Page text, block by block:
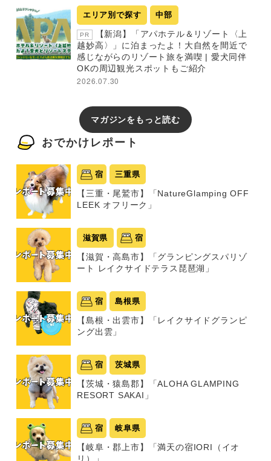
エリア別で探す 中部
PR
【新潟】「アパホテル＆リゾート〈上
越妙高〉」に泊まったよ！大自然を間近で
感じながらのリゾート旅を満喫 | 愛犬同伴
OKの周辺観光スポットもご紹介
2026.07.30
マガジンをもっと読む
おでかけレポート
宿 三重県
【三重・尾鷲市】「NatureGlamping OFF
LEEK オフリーク」
滋賀県 宿
【滋賀・高島市】「グランピングスパリゾ
ート レイクサイドテラス琵琶湖」
宿 島根県
【島根・出雲市】「レイクサイドグランピ
ング出雲」
宿 茨城県
【茨城・猿島郡】「ALOHA GLAMPING
RESORT SAKAI」
宿 岐阜県
【岐阜・郡上市】「満天の宿IORI（イオ
リ）」